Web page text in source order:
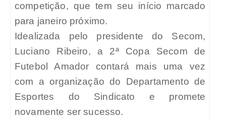
competição, que tem seu início marcado
para janeiro próximo.
Idealizada pelo presidente do Secom,
Luciano Ribeiro, a 2ª Copa Secom de
Futebol Amador contará mais uma vez
com a organização do Departamento de
Esportes do Sindicato e promete
novamente ser sucesso.